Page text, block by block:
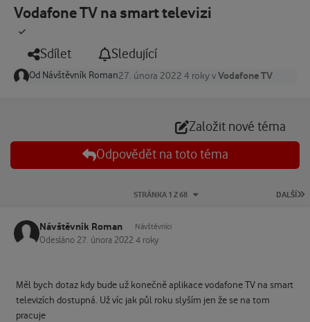
Vodafone TV na smart televizi
Sdílet Sledující
Od Návštěvník Roman27. února 2022 4 rokyvVodafone TV
Založit nové téma
Odpovědět na toto téma
DALŠÍ
STRÁNKA 1 Z 68
Návštěvník Roman Návštěvníci
Odesláno 27. února 2022 4 roky
Měl bych dotaz kdy bude už konečně aplikace vodafone TV na smart
televizích dostupná. Už víc jak půl roku slyším jen že se na tom
pracuje